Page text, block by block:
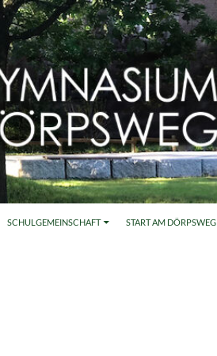
SCHULGEMEINSCHAFT START AM DÖRPSWEG